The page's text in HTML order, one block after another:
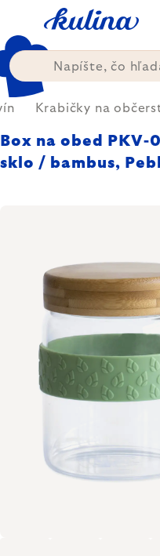
obsah
Krabičky na
Box na obed PKV-
sklo / bambus,